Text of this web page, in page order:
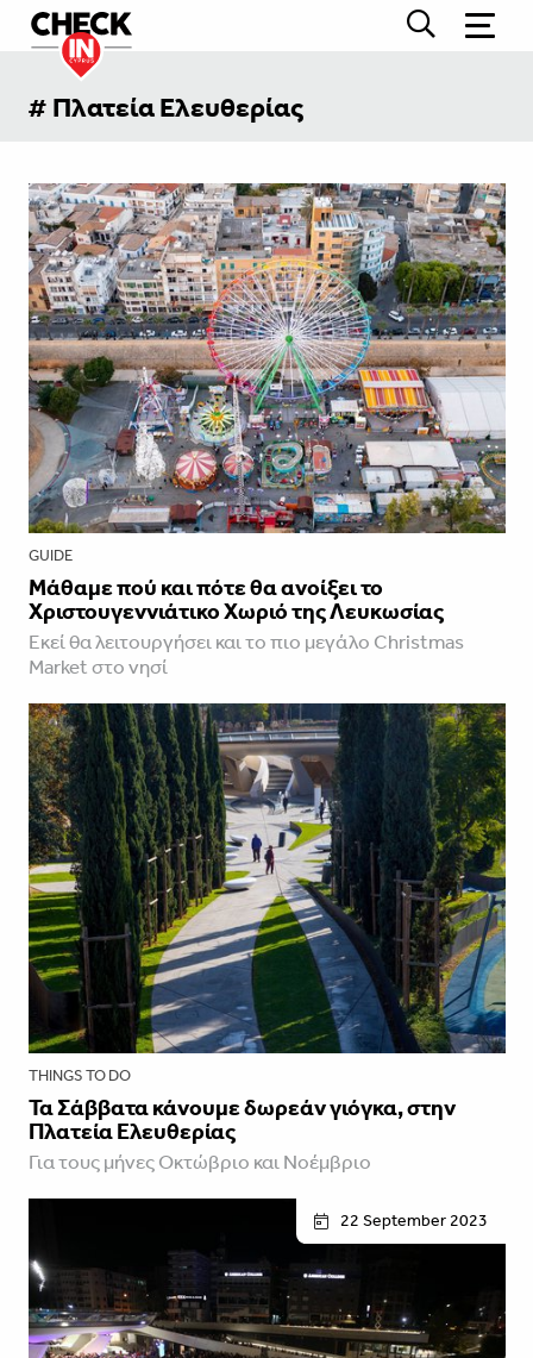
# Πλατεία Ελευθερίας
GUIDE
Μάθαμε πού και πότε θα ανοίξει το
Χριστουγεννιάτικο Χωριό της Λευκωσίας
Εκεί θα λειτουργήσει και το πιο μεγάλο Christmas
Market στο νησί
THINGS TO DO
Τα Σάββατα κάνουμε δωρεάν γιόγκα, στην
Πλατεία Ελευθερίας
Για τους μήνες Οκτώβριο και Νοέμβριο
22 September 2023